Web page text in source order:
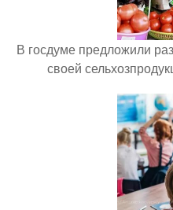
В госдуме предложили
своей